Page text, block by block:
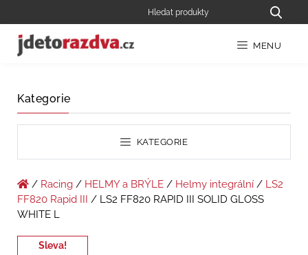
MENU
Kategorie
KATEGORIE
/ Racing / HELMY a BRÝLE / Helmy integrální / LS2
FF820 Rapid III
/ LS2 FF820 RAPID III SOLID GLOSS
WHITE L
Sleva!